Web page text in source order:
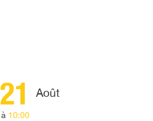
21 Août
à 10:00